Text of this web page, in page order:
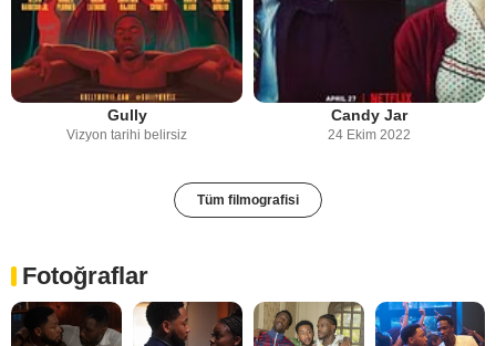
Gully
Vizyon tarihi belirsiz
Candy Jar
24 Ekim 2022
Tüm filmografisi
Fotoğraflar